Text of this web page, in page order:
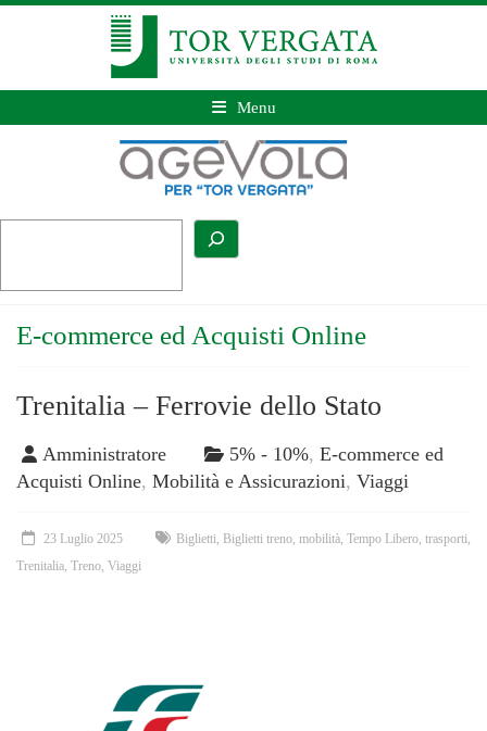
Menu
E-commerce ed Acquisti Online
Trenitalia – Ferrovie dello Stato
Amministratore 5% - 10%, E-commerce ed
Acquisti Online, Mobilità e Assicurazioni, Viaggi
23 Luglio 2025 Biglietti Biglietti treno mobilità Tempo Libero trasporti
Trenitalia Treno Viaggi